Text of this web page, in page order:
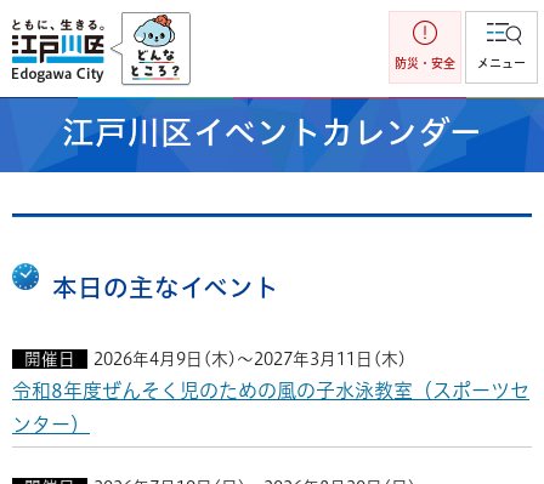
江戸川区
防災・安全 メニュー
江戸川区イベントカレンダー
本日の主なイベント
開催日 2026年4月9日(木)～2027年3月11日(木)
令和8年度ぜんそく児のための風の子水泳教室（スポーツセ
ンター）